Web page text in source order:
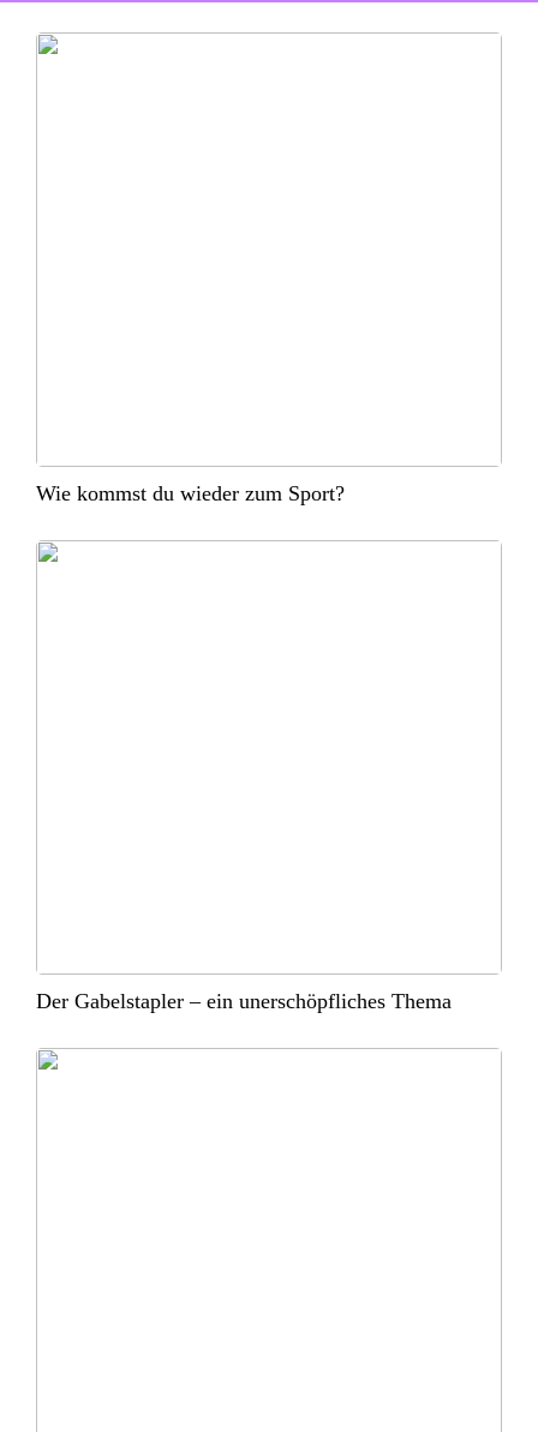
Wie kommst du wieder zum Sport?
Der Gabelstapler – ein unerschöpfliches Thema